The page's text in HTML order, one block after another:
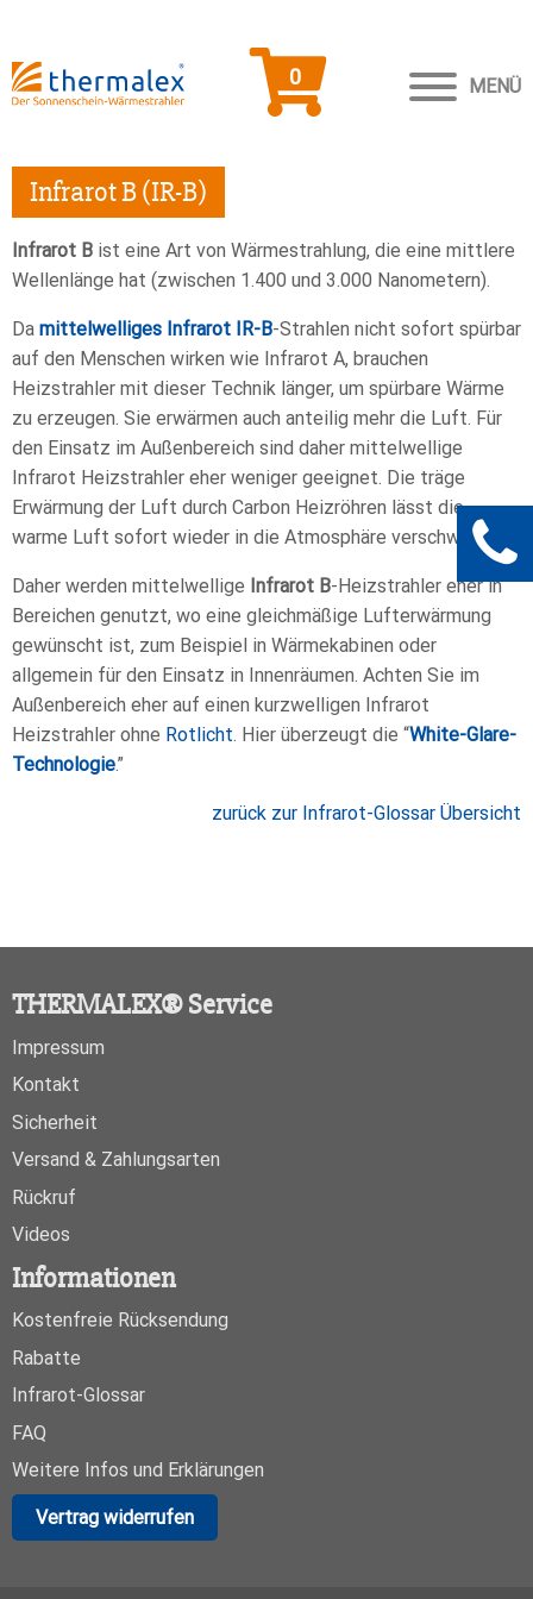
0 MENÜ
Infrarot B (IR-B)
Infrarot B ist eine Art von Wärmestrahlung, die eine mittlere
Wellenlänge hat (zwischen 1.400 und 3.000 Nanometern).
Da mittelwelliges Infrarot IR-B-Strahlen nicht sofort spürbar
auf den Menschen wirken wie Infrarot A, brauchen
Heizstrahler mit dieser Technik länger, um spürbare Wärme
zu erzeugen. Sie erwärmen auch anteilig mehr die Luft. Für
den Einsatz im Außenbereich sind daher mittelwellige
Infrarot Heizstrahler eher weniger geeignet. Die träge
Erwärmung der Luft durch Carbon Heizröhren lässt die
warme Luft sofort wieder in die Atmosphäre verschwinden!
Daher werden mittelwellige Infrarot B-Heizstrahler eher in
Bereichen genutzt, wo eine gleichmäßige Lufterwärmung
gewünscht ist, zum Beispiel in Wärmekabinen oder
allgemein für den Einsatz in Innenräumen. Achten Sie im
Außenbereich eher auf einen kurzwelligen Infrarot
Heizstrahler ohne Rotlicht. Hier überzeugt die “White-Glare-
Technologie.”
zurück zur Infrarot-Glossar Übersicht
THERMALEX® Service
Impressum
Kontakt
Sicherheit
Versand & Zahlungsarten
Rückruf
Videos
Informationen
Kostenfreie Rücksendung
Rabatte
Infrarot-Glossar
FAQ
Weitere Infos und Erklärungen
Vertrag widerrufen